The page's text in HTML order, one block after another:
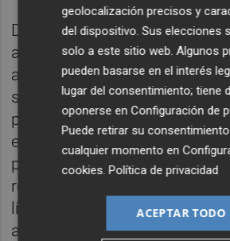
Desde el equipo de gobierno
aunque las mejoras
autobuses durante los
supuesto avances, resultan
para responder a las
estructurales de movilidad
paralelo, el consistorio
reclamar inversiones
línea C3 de Cercanías y el
actuaciones vinculadas a
geolocalización precisos y
del dispositivo. Sus elecciones
solo a este sitio web. Algunos
pueden basarse en el interés
lugar del consentimiento; tiene
oponerse enConfiguración de
Puede retirar su
cualquier momento en
cookies.Política de privacidad
ACEPTAR TODO